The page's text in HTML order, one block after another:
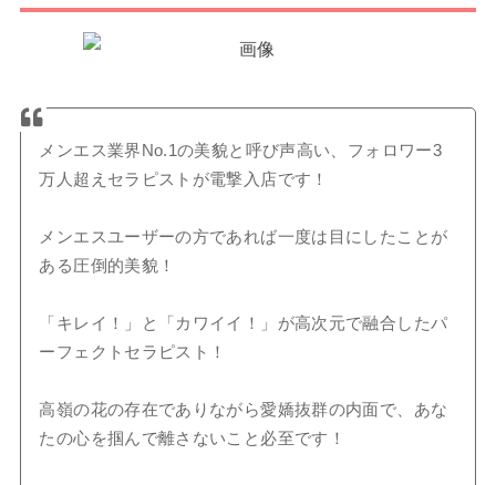
メンエス業界No.1の美貌と呼び声高い、フォロワー3
万人超えセラピストが電撃入店です！
メンエスユーザーの方であれば一度は目にしたことが
ある圧倒的美貌！
「キレイ！」と「カワイイ！」が高次元で融合したパ
ーフェクトセラピスト！
高嶺の花の存在でありながら愛嬌抜群の内面で、あな
たの心を掴んで離さないこと必至です！